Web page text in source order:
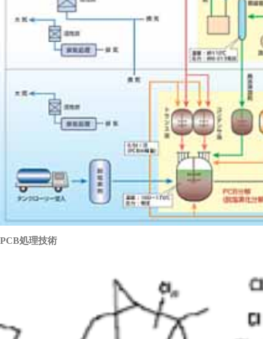
PCB処理技術